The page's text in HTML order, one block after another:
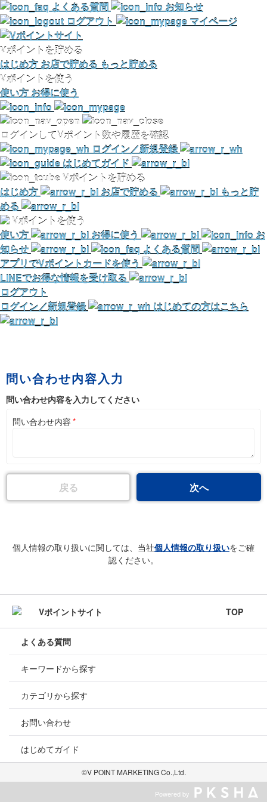
よくある質問
お知らせ
ログアウト
マイページ
Vポイントを貯める
はじめ方 お店で貯める もっと貯める
Vポイントを使う
使い方 お得に使う
ログインしてVポイント数や履歴を確認
ログイン／新規登録
はじめてガイド
Vポイントを貯める
はじめ方
お店で貯める
もっと貯
める
Vポイントを使う
使い方
お得に使う
お
知らせ
よくある質問
アプリでVポイントカードを使う
LINEでお得な情報を受け取る
ログアウト
ログイン／新規登録
はじめての方はこちら
問い合わせ内容入力
問い合わせ内容を入力してください
問い合わせ内容 *
戻る 次へ
個人情報の取り扱いに関しては、当社個人情報の取り扱いをご確
認ください。
TOP
よくある質問
キーワードから探す
カテゴリから探す
お問い合わせ
はじめてガイド
©V POINT MARKETING Co.,Ltd.
Powered by